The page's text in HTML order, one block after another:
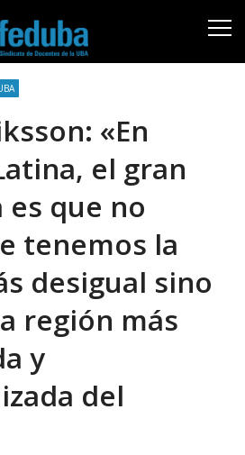
«En
el gran
que no
tenemos la
desigual sino
región más
y
del